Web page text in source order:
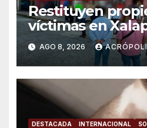
Restituyen
víctimas en
AGO 8, 2026
DESTACADA INTERNACIONAL